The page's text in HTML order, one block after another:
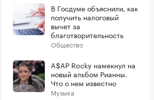
В Госдуме объяснили, как
получить налоговый
вычет за
благотворительность
Общество
A$AP Rocky намекнул на
новый альбом Рианны.
Что о нем известно
Музыка